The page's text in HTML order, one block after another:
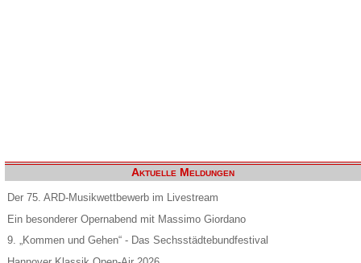
Aktuelle Meldungen
Der 75. ARD-Musikwettbewerb im Livestream
Ein besonderer Opernabend mit Massimo Giordano
9. „Kommen und Gehen“ - Das Sechsstädtebundfestival